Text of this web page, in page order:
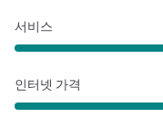
서비스
인터넷 가격